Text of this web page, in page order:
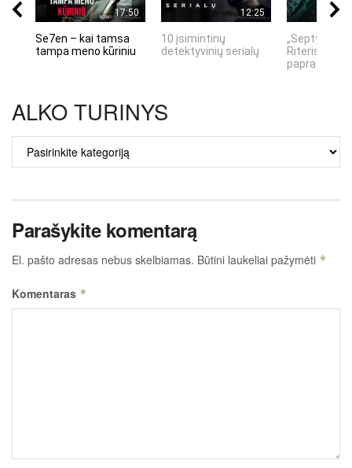
17:50
Se7en – kai tamsa
tampa meno kūriniu
12:25
10 įsimintinų
detektyvinių serialų
„Septynių
Riteris" – kai
ALKO TURINYS
ALKO
TURINYS
Parašykite komentarą
El. pašto adresas nebus skelbiamas. Būtini laukeliai pažymėti *
Komentaras *